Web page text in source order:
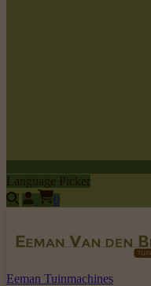
Language Picker
0
Eeman Tuinmachines